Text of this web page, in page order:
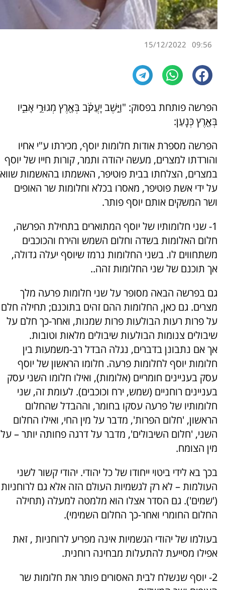
09:56
15/12/2022
הפרשה פותחת בפסוק: "וַיֵּ֣שֶׁב יַֽעֲקֹ֔ב בְּאֶ֖רֶץ מְגוּרֵ֣י אָבִ֑יו
בְּאֶ֖רֶץ כְּנָֽעַן:
הפרשה מספרת אודות חלומות יוסף, מכירתו ע"י אחיו
והורדתו למצרים, מעשה יהודה ותמר, קורות חייו של יוסף
במצרים, הצלחתו בבית פוטיפר, האשמתו בהאשמות שווא
על ידי אשת פוטיפר, מאסרו בכלא וחלומות שר האופים
ושר המשקים אותם יוסף פותר.
1- שני חלומותיו של יוסף המתוארים בתחילת הפרשה,
חלום האלומות בשדה וחלום השמש והירח והכוכבים
משתחווים לו. בשני החלומות נרמז שיוסף יעלה גדולה,
אך תוכנם של שני החלומות זהה..
גם בפרשה הבאה מסופר על שני חלומות פרעה מלך
מצרים. גם כאן, החלומות ההם זהים בתוכנם; תחילה חלם
על פרות רעות הבולעות פרות שמנות, ואחר-כך חלם על
שיבולים צנומות הבולעות שיבולים מלאות וטובות.
אך אם נתבונן בדברים, נגלה הבדל רב-משמעות בין
חלומות יוסף לחלומות פרעה. חלומו הראשון של יוסף
עסק בעניינים חומריים (אלומות), ואילו חלומו השני עסק
בעניינים רוחניים (שמש, ירח וכוכבים). לעומת זה, שני
חלומותיו של פרעה עסקו בחומר, וההבדל שהחלום
הראשון, 'חלום הפרות', מדבר על מין החי, ואילו החלום
השני, 'חלום השיבולים', מדבר על דרגה פחותה יותר – על
מין הצומח.
בכך בא לידי ביטוי ייחודו של כל יהודי. יהודי קשור לשני
העולמות – לא רק לגשמיות העולם הזה אלא גם לרוחניות
('שמים'). גם הסדר אצלו הוא מלמטה למעלה (תחילה
החלום החומרי ואחר-כך החלום השמימי).
בעולמו של יהודי הגשמיות אינה מפריע לרוחניות , זאת
אפילו מסייעת להתעלות מבחינה רוחנית.
2- יוסף שנשלח לבית האסורים פותר את חלומות שר